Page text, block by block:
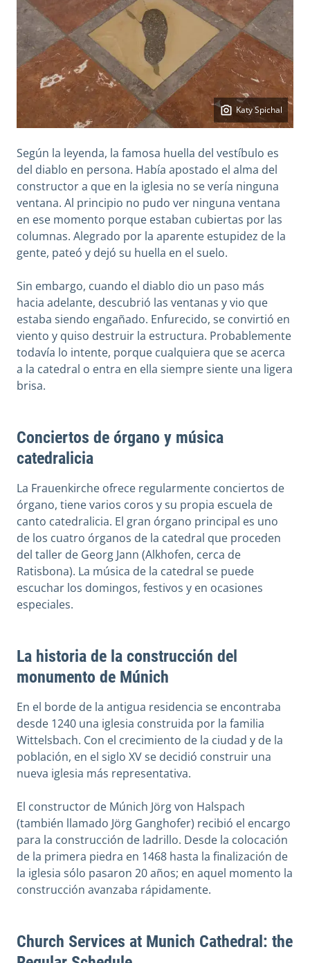
Katy Spichal
Según la leyenda, la famosa huella del vestíbulo es
del diablo en persona. Había apostado el alma del
constructor a que en la iglesia no se vería ninguna
ventana. Al principio no pudo ver ninguna ventana
en ese momento porque estaban cubiertas por las
columnas. Alegrado por la aparente estupidez de la
gente, pateó y dejó su huella en el suelo.
Sin embargo, cuando el diablo dio un paso más
hacia adelante, descubrió las ventanas y vio que
estaba siendo engañado. Enfurecido, se convirtió en
viento y quiso destruir la estructura. Probablemente
todavía lo intente, porque cualquiera que se acerca
a la catedral o entra en ella siempre siente una ligera
brisa.
Conciertos de órgano y música
catedralicia
La Frauenkirche ofrece regularmente conciertos de
órgano, tiene varios coros y su propia escuela de
canto catedralicia. El gran órgano principal es uno
de los cuatro órganos de la catedral que proceden
del taller de Georg Jann (Alkhofen, cerca de
Ratisbona). La música de la catedral se puede
escuchar los domingos, festivos y en ocasiones
especiales.
La historia de la construcción del
monumento de Múnich
En el borde de la antigua residencia se encontraba
desde 1240 una iglesia construida por la familia
Wittelsbach. Con el crecimiento de la ciudad y de la
población, en el siglo XV se decidió construir una
nueva iglesia más representativa.
El constructor de Múnich Jörg von Halspach
(también llamado Jörg Ganghofer) recibió el encargo
para la construcción de ladrillo. Desde la colocación
de la primera piedra en 1468 hasta la finalización de
la iglesia sólo pasaron 20 años; en aquel momento la
construcción avanzaba rápidamente.
Church Services at Munich Cathedral: the